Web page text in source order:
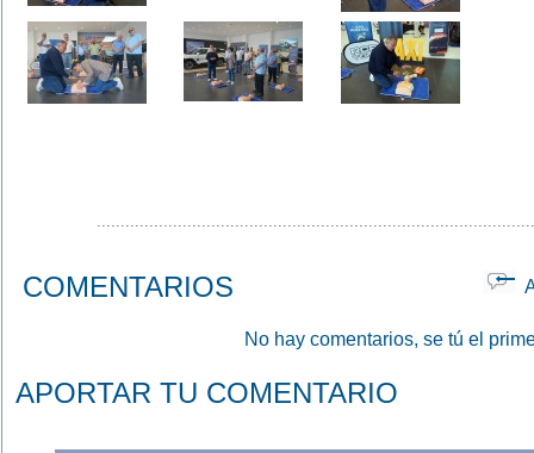
COMENTARIOS
No hay comentarios, se tú el
APORTAR TU COMENTARIO